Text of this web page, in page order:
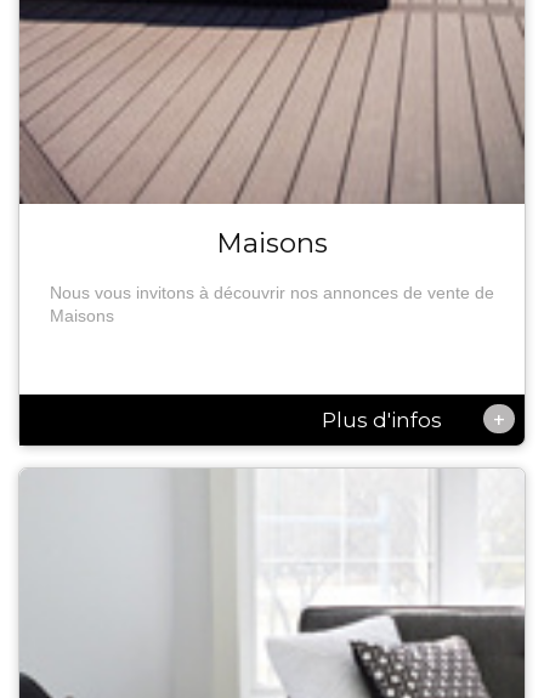
Maisons
Nous vous invitons à découvrir nos annonces de vente de
Maisons
Plus d'infos +